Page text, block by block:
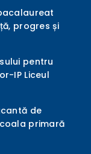
progres și
pentru
IP Liceul
de
primară